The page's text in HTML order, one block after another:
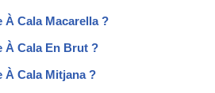
À Cala Macarella ?
À Cala En Brut ?
À Cala Mitjana ?